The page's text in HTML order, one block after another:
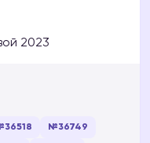
2023
№36749